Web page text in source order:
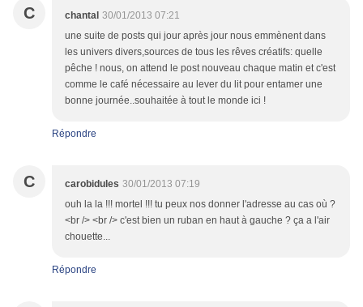
C chantal 30/01/2013 07:21
une suite de posts qui jour après jour nous emmènent dans
les univers divers,sources de tous les rêves créatifs: quelle
pêche ! nous, on attend le post nouveau chaque matin et c'est
comme le café nécessaire au lever du lit pour entamer une
bonne journée..souhaitée à tout le monde ici !
Répondre
C carobidules 30/01/2013 07:19
ouh la la !!! mortel !!! tu peux nos donner l'adresse au cas où ?
<br /> <br /> c'est bien un ruban en haut à gauche ? ça a l'air
chouette...
Répondre